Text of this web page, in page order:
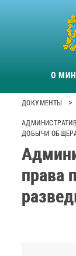
О
ДОКУМЕНТЫ >
ДОБЫЧИ
права